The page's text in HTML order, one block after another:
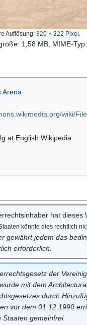
Auflösung: 320 × 222 Pixel
1,58 MB, MIME-
Arena
wiki/
at English Wikipedia
hat dieses
könnte dies rechtlich
gewährt jedem das
erforderlich.
der
mit dem
durch
vor dem 01.12.1990
Staaten gemeinfrei.